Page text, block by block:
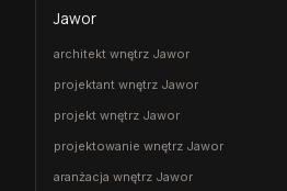
Jawor
architekt wnętrz Jawor
projektant wnętrz Jawor
projekt wnętrz Jawor
projektowanie wnętrz Jawor
aranżacja wnętrz Jawor